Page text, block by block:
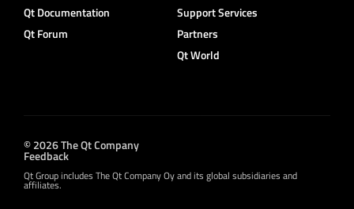
Qt Documentation
Qt Forum
Support Services
Partners
Qt World
© 2026 The Qt Company
Feedback
Qt Group includes The Qt Company Oy and its global subsidiaries and
affiliates.